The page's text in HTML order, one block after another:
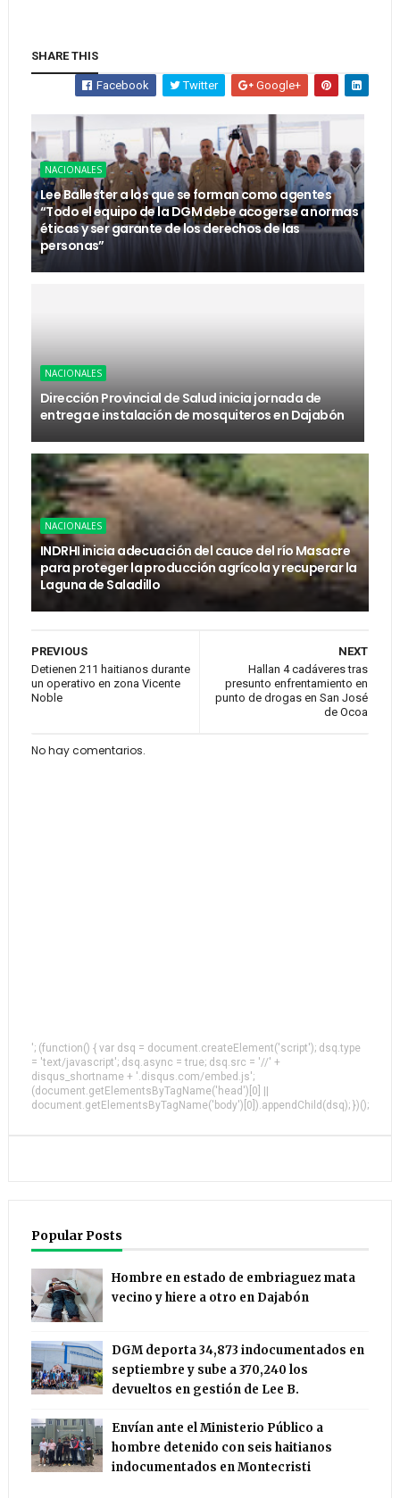
SHARE THIS
Facebook Twitter Google+
NACIONALES
Lee Ballester a los que se forman como agentes
“Todo el equipo de la DGM debe acogerse a normas
éticas y ser garante de los derechos de las
personas”
NACIONALES
Dirección Provincial de Salud inicia jornada de
entrega e instalación de mosquiteros en Dajabón
NACIONALES
INDRHI inicia adecuación del cauce del río Masacre
para proteger la producción agrícola y recuperar la
Laguna de Saladillo
NEXT
Hallan 4 cadáveres tras
presunto enfrentamiento en
punto de drogas en San José
de Ocoa
PREVIOUS
Detienen 211 haitianos durante
un operativo en zona Vicente
Noble
No hay comentarios.
'; (function() { var dsq = document.createElement('script'); dsq.type
= 'text/javascript'; dsq.async = true; dsq.src = '//' +
disqus_shortname + '.disqus.com/embed.js';
(document.getElementsByTagName('head')[0] ||
document.getElementsByTagName('body')[0]).appendChild(dsq); })();
Popular Posts
Hombre en estado de embriaguez mata
vecino y hiere a otro en Dajabón
DGM deporta 34,873 indocumentados en
septiembre y sube a 370,240 los
devueltos en gestión de Lee B.
Envían ante el Ministerio Público a
hombre detenido con seis haitianos
indocumentados en Montecristi